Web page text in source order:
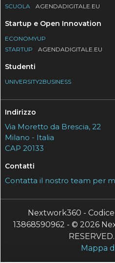
SCUOLA
AGENDADIGITALE.EU
Startup e Open Innovation
ECONOMYUP
STARTUP
AGENDADIGITALE.EU
Studenti
UNIVERSITY2BUSINESS
Indirizzo
Via Moretto da Brescia, 22
Milano - Italia
CAP 20133
Contatti
Contatta il nostro team per
Nextwork360 -
13868590962 - © 2026
Mappa